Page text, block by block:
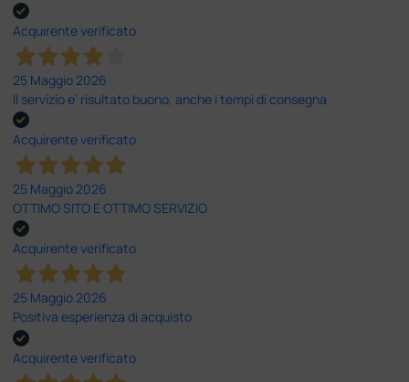
Acquirente verificato
25 Maggio 2026
Il servizio e’ risultato buono, anche i tempi di consegna
Acquirente verificato
25 Maggio 2026
OTTIMO SITO E OTTIMO SERVIZIO
Acquirente verificato
25 Maggio 2026
Positiva esperienza di acquisto
Acquirente verificato